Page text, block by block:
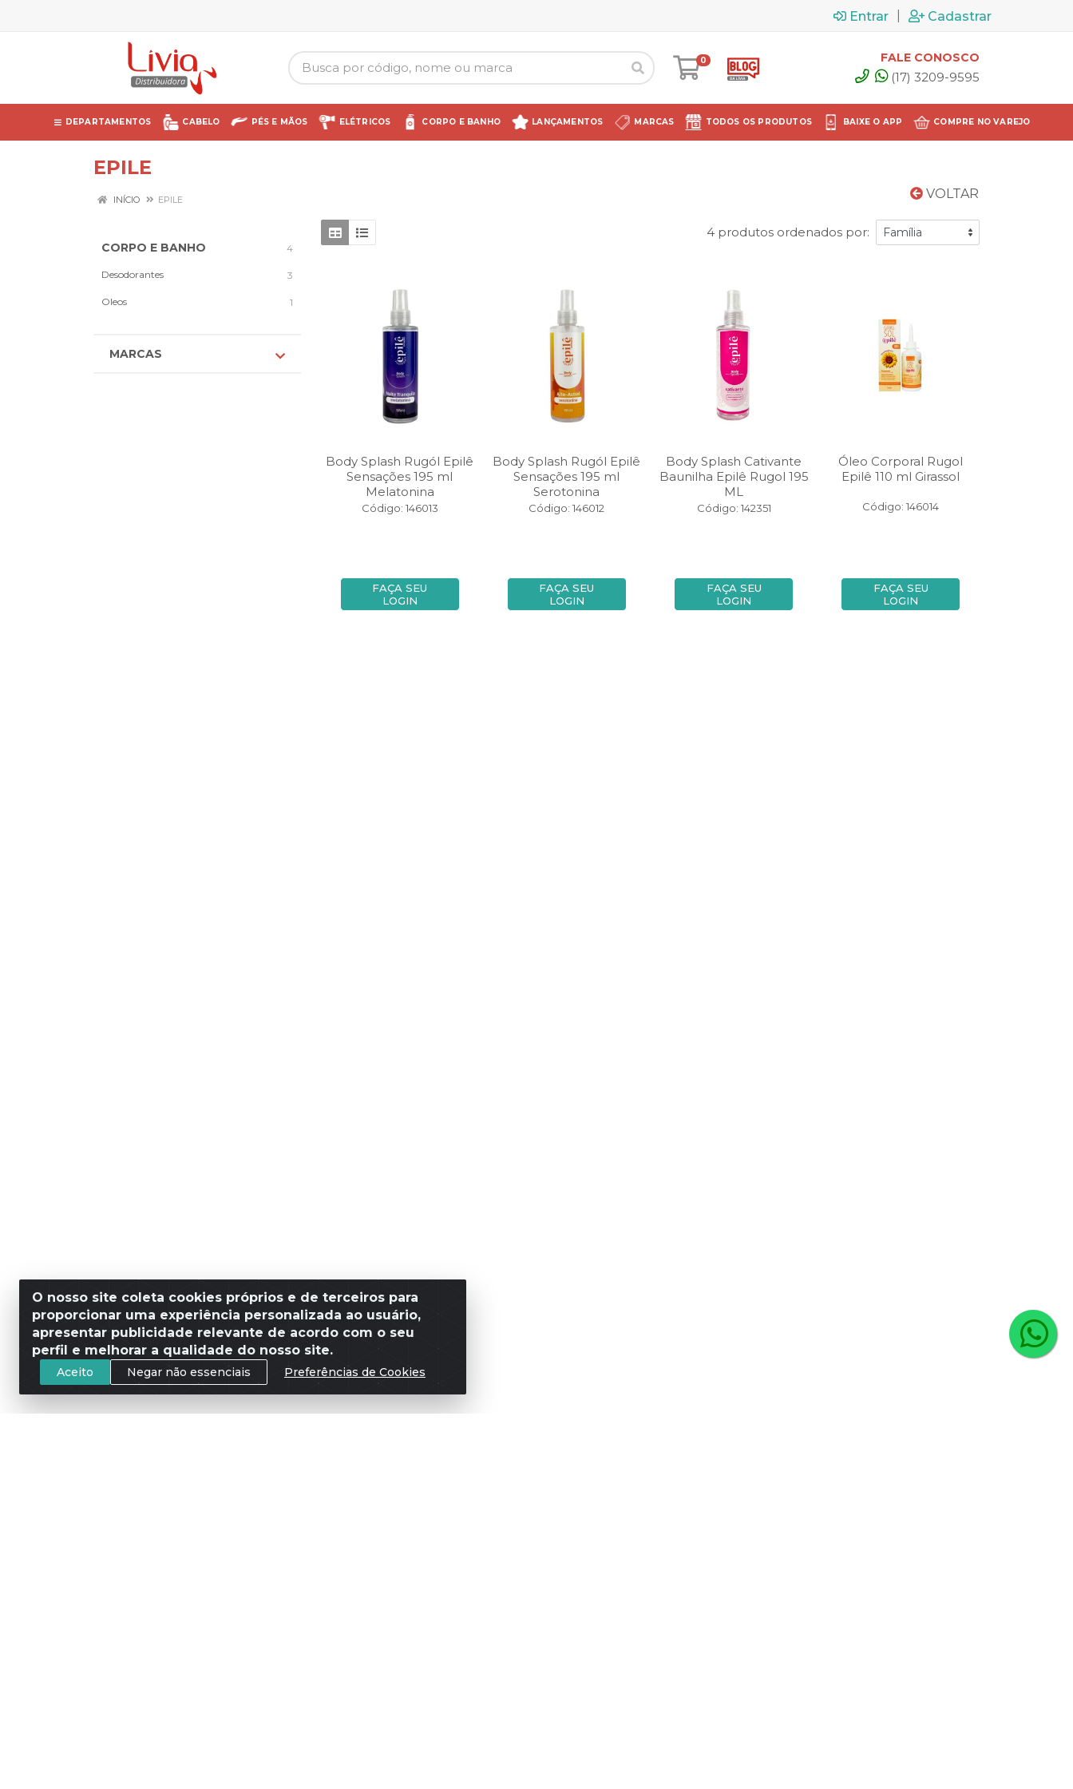
Entrar Cadastrar
0 FALE CONOSCO
(17) 3209-9595
DEPARTAMENTOS CABELO PÉS E MÃOS ELÉTRICOS CORPO E BANHO LANÇAMENTOS MARCAS TODOS OS PRODUTOS BAIXE O APP COMPRE NO VAREJO
EPILE
VOLTAR
INÍCIO EPILE
CORPO E BANHO 4
Desodorantes 3
Oleos 1
MARCAS
4 produtos ordenados por:
Body Splash Rugól Epilê
Sensações 195 ml
Melatonina
Código: 146013
FAÇA SEU
LOGIN
Body Splash Rugól Epilê
Sensações 195 ml
Serotonina
Código: 146012
FAÇA SEU
LOGIN
Body Splash Cativante
Baunilha Epilê Rugol 195
ML
Código: 142351
FAÇA SEU
LOGIN
Óleo Corporal Rugol
Epilê 110 ml Girassol
Código: 146014
FAÇA SEU
LOGIN
O nosso site coleta cookies próprios e de terceiros para
proporcionar uma experiência personalizada ao usuário,
apresentar publicidade relevante de acordo com o seu
perfil e melhorar a qualidade do nosso site.
Aceito Negar não essenciais Preferências de Cookies